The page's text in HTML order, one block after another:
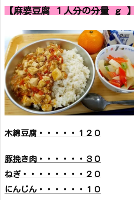
【麻婆豆腐 １人分の分量 ｇ 】
木綿豆腐・・・・・１２０
豚挽き肉・・・・・・３０
ねぎ・・・・・・・・２０
にんじん・・・・・・１０